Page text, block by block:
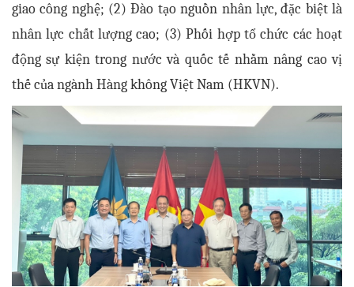
giao công nghệ; (2) Đào tạo nguồn nhân lực, đặc biệt là
nhân lực chất lượng cao; (3) Phối hợp tổ chức các hoạt
động sự kiện trong nước và quốc tế nhằm nâng cao vị
thế của ngành Hàng không Việt Nam (HKVN).